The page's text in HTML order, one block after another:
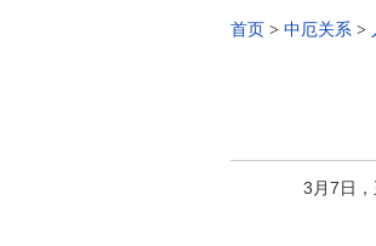
首页 > 中厄关系 >
3月7日，王